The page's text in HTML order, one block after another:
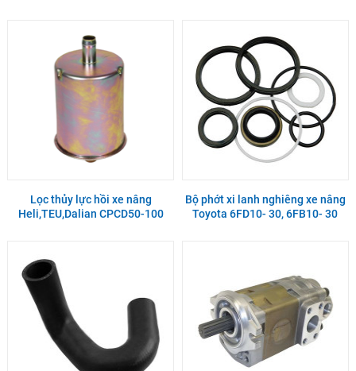
Lọc thủy lực hồi xe nâng
Heli,TEU,Dalian CPCD50-100
Bộ phớt xi lanh nghiêng xe nâng
Toyota 6FD10- 30, 6FB10- 30